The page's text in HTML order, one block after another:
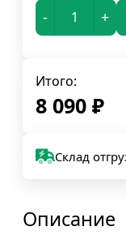
- +
Итого:
8 090 ₽
Склад
Описание